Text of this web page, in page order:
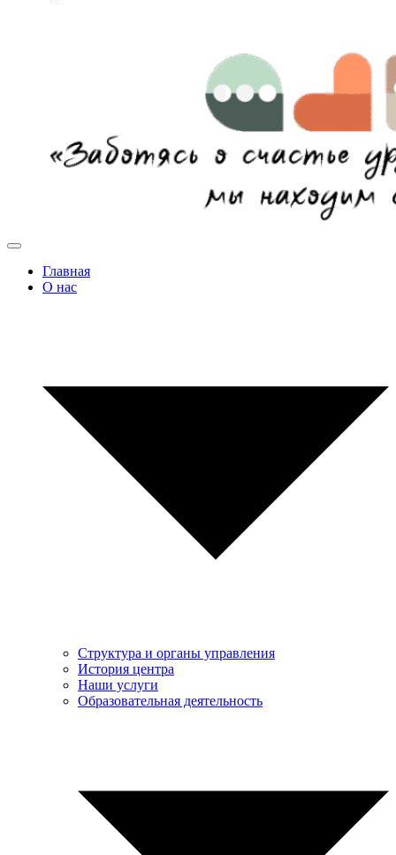
Главная
О нас
Структура и органы управления
История центра
Наши услуги
Образовательная деятельность